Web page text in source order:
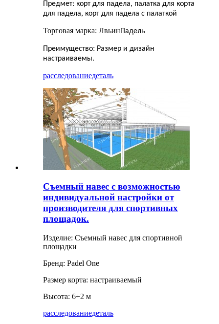
Предмет: корт для падела, палатка для корта
для падела, корт для падела с палаткой
Торговая марка: Лвьин Падель
Преимущество: Размер и дизайн
настраиваемы.
расследованиедеталь
Съемный навес с возможностью
индивидуальной настройки от
производителя для спортивных
площадок.
Изделие: Съемный навес для спортивной
площадки
Бренд: Padel One
Размер корта: настраиваемый
Высота: 6+2 м
расследованиедеталь